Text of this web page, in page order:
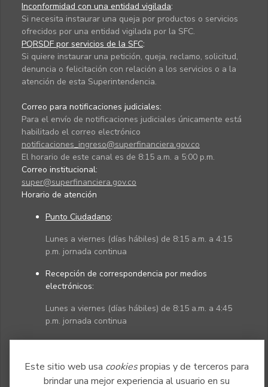
Este sitio web usa cookiespropias y de terceros para
brindar una mejor experiencia al usuario en su
Inconformidad con una entidad vigilada:
Si necesita instaurar una queja por productos o servicios
ofrecidos por una entidad vigilada por la SFC.
PQRSDF por servicios de la SFC:
Si quiere instaurar una petición, queja, reclamo, solicitud,
denuncia o felicitación con relación a los servicios o a la
atención de esta Superintendencia.
Correo para notificaciones judiciales:
Para el envío de notificaciones judiciales únicamente está
habilitado el correo electrónico
notificaciones_ingreso@superfinanciera.gov.co
El horario de este canal es de 8:15 a.m. a 5:00 p.m.
Correo institucional:
super@superfinanciera.gov.co
Horario de atención
Punto Ciudadano:
Lunes a viernes (días hábiles) de 8:15 a.m. a 4:15
p.m. jornada continua
Recepción de correspondencia por medios
electrónicos:
Lunes a viernes (días hábiles) de 8:15 a.m. a 4:45
p.m. jornada continua